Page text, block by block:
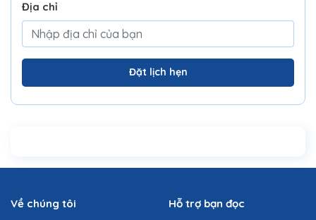
Địa chỉ
Đặt lịch hẹn
Về chúng tôi
Hỗ trợ bạn đọc